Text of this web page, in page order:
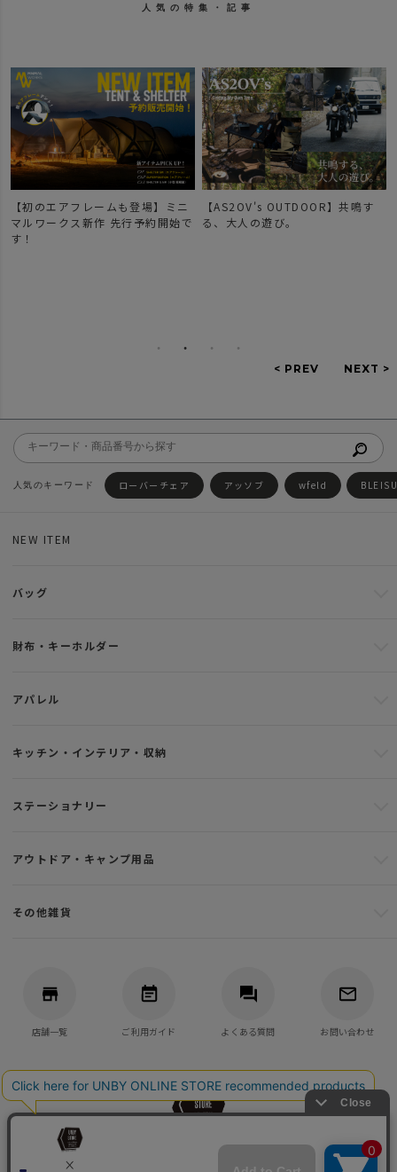
人気の特集・記事
【初のエアフレームも登場】ミニ
マルワークス新作 先行予約開始で
す！
【AS2OV's OUTDOOR】共鳴す
る、大人の遊び。
ローバーチェア アッソブ wfeld
NEW ITEM
バッグ
財布・キーホルダー
アパレル
キッチン・インテリア・収納
ステーショナリー
アウトドア・キャンプ用品
その他雑貨
店舗一覧 ご利用ガイド よくある質問 お問い合わせ